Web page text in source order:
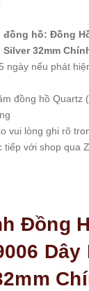
hồ: Đồng
Silver 32mm
ngày nếu phát
đồng hồ Quartz
vui lòng ghi rõ
tiếp với shop qua
Đồng
Dây